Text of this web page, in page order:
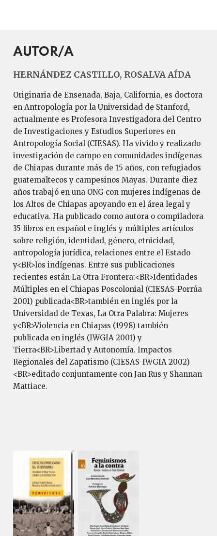
AUTOR/A
HERNÁNDEZ CASTILLO, ROSALVA AÍDA
Originaria de Ensenada, Baja, California, es doctora
en Antropología por la Universidad de Stanford,
actualmente es Profesora Investigadora del Centro
de Investigaciones y Estudios Superiores en
Antropología Social (CIESAS). Ha vivido y realizado
investigación de campo en comunidades indígenas
de Chiapas durante más de 15 años, con refugiados
guatemaltecos y campesinos Mayas. Durante diez
años trabajó en una ONG con mujeres indígenas de
los Altos de Chiapas apoyando en el área legal y
educativa. Ha publicado como autora o compiladora
35 libros en español e inglés y múltiples artículos
sobre religión, identidad, género, etnicidad,
antropología jurídica, relaciones entre el Estado
y<BR>los indígenas. Entre sus publicaciones
recientes están La Otra Frontera:<BR>Identidades
Múltiples en el Chiapas Poscolonial (CIESAS-Porrúa
2001) publicada<BR>también en inglés por la
Universidad de Texas, La Otra Palabra: Mujeres
y<BR>Violencia en Chiapas (1998) también
publicada en inglés (IWGIA 2001) y
Tierra<BR>Libertad y Autonomía. Impactos
Regionales del Zapatismo (CIESAS-IWGIA 2002)
<BR>editado conjuntamente con Jan Rus y Shannan
Mattiace.